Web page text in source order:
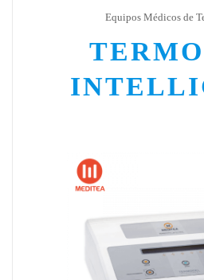
Equipos Médicos de